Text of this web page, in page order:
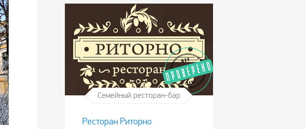
Семейный ресторан-бар
Ресторан Риторно